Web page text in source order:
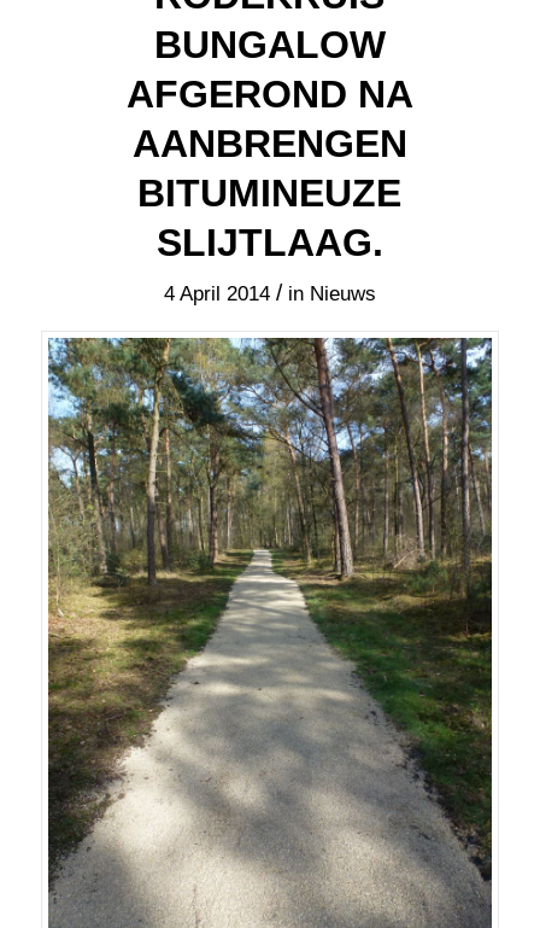
Het eindresultaat na aanbrengen van de slijtlaag.
Recent heeft AWS Asfaltwerken de
asfaltwerkzaamheden aan de paden
van hetRodekruisin Someren
afgerond. In de laatse fase werden
circa 850 meter aan paden voorzien